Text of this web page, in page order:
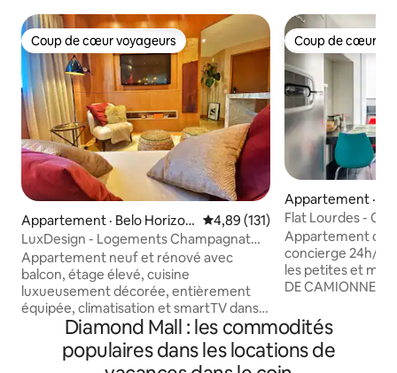
Coup de cœur voyageurs
Coup de cœur voyageurs
Appartement · Belo Horizon
te
Note moyenne de 4,89 sur 5,
4,89 (131)
LuxDesign - Logements Champagnat
Savassi
Appartement neuf et rénové avec
balcon, étage élevé, cuisine
luxueusement décorée, entièrement
équipée, climatisation et smartTV dans
tous les environnements, lave-linge,
meilleur emplacement, deux pâtés de
maisons de la place Savassi, la région la
Coup de cœur
Coup de cœur
Appartement ·
te
Flat Lourdes -
Appartement
concierge 24h/
les petites et
DE
au coeur du
l'environnement
sécuritaire.
Diamond Mall : les commodités
populaires dans les locations de